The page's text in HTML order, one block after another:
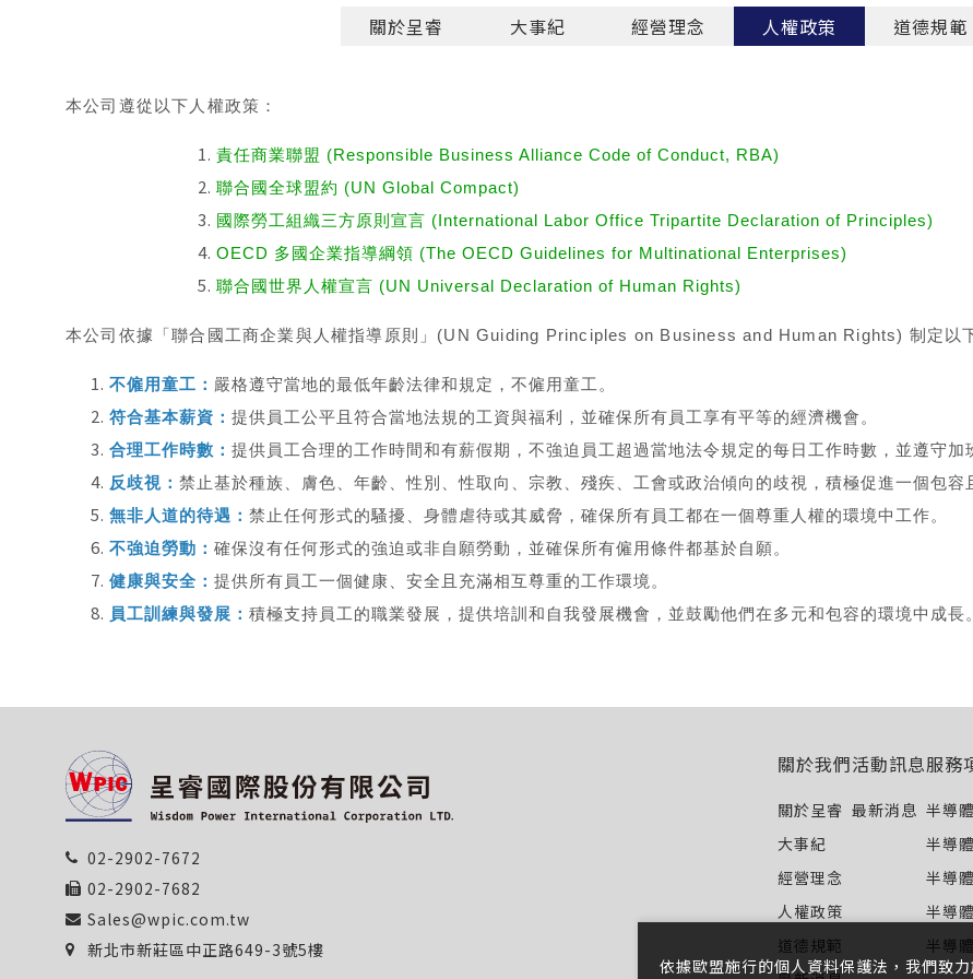
關於呈睿 大事紀 經營理念 人權政策 道德規範
本公司遵從以下人權政策 ：
責任商業聯盟 (Responsible Business Alliance Code of Conduct, RBA)
聯合國全球盟約 (UN Global Compact)
國際勞工組織三方原則宣言 (International Labor Office Tripartite Declaration of Principles)
OECD 多國企業指導綱領 (The OECD Guidelines for Multinational Enterprises)
聯合國世界人權宣言 (UN Universal Declaration of Human Rights)
本公司依據「聯合國工商企業與人權指導原則」(UN Guiding Principles on Business and Human Rights) 制定以
不僱用童工： 嚴格遵守當地的最低年齡法律和規定，不僱用童工。
符合基本薪資： 提供員工公平且符合當地法規的工資與福利，並確保所有員工享有平等的經濟機會。
合理工作時數： 提供員工合理的工作時間和有薪假期，不強迫員工超過當地法令規定的每日工作時數，並遵守加
反歧視： 禁止基於種族、膚色、年齡、性別、性取向、宗教、殘疾、工會或政治傾向的歧視，積極促進一個包容
無非人道的待遇： 禁止任何形式的騷擾、身體虐待或其威脅，確保所有員工都在一個尊重人權的環境中工作。
不強迫勞動： 確保沒有任何形式的強迫或非自願勞動，並確保所有僱用條件都基於自願。
健康與安全： 提供所有員工一個健康、安全且充滿相互尊重的工作環境。
員工訓練與發展： 積極支持員工的職業發展，提供培訓和自我發展機會，並鼓勵他們在多元和包容的環境中成長。
02-2902-7672
02-2902-7682
Sales@wpic.com.tw
新北市新莊區中正路649-3號5樓
關於我們
關於呈睿
大事紀
經營理念
人權政策
道德規範
活動訊息
最新消息
服務
半導
半導
半導
半導
半導
依據歐盟施行的個人資料保護法，我們致
僅必需的Cookies